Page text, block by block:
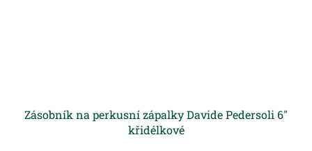
Zásobník na perkusní zápalky Davide Pedersoli 6"
křidélkové